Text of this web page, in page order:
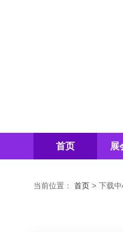
首页 展
当前位置： 首页 > 下载